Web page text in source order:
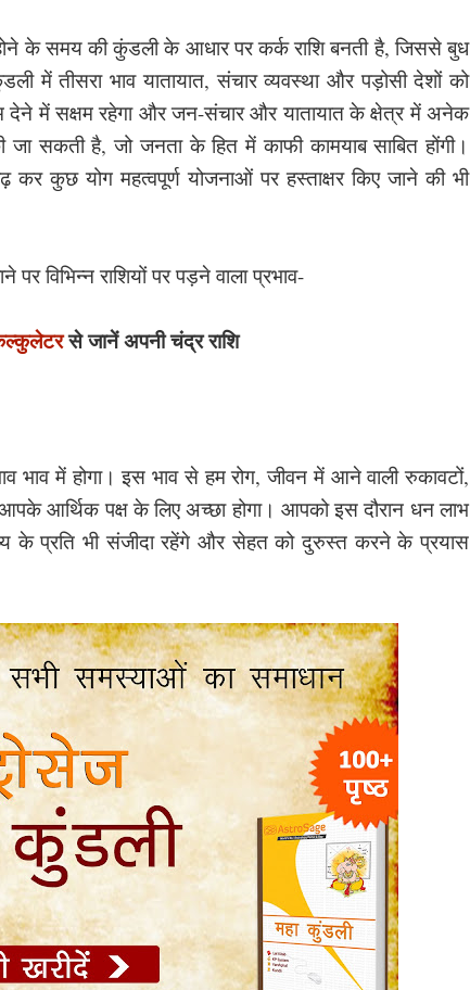
के समय की कुंडली के आधार पर कर्क राशि बनती है, जिससे बुध
में तीसरा भाव यातायात, संचार व्यवस्था और पड़ोसी देशों को
देने में सक्षम रहेगा और जन-संचार और यातायात के क्षेत्र में अनेक
जा सकती है, जो जनता के हित में काफी कामयाब साबित होंगी।
कुछ योग महत्वपूर्ण योजनाओं पर हस्ताक्षर किए जाने की भी
विभिन्न राशियों पर पड़ने वाला प्रभाव-
से जानें अपनी चंद्र राशि
भाव में होगा। इस भाव से हम रोग, जीवन में आने वाली रुकावटों,
आर्थिक पक्ष के लिए अच्छा होगा। आपको इस दौरान धन लाभ
के प्रति भी संजीदा रहेंगे और सेहत को दुरुस्त करने के प्रयास